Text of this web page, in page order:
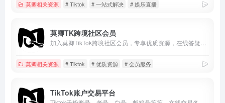
莫卿相关资源 # Tiktok # 一站式解决 # 娱乐直播
莫卿TK跨境社区会员
莫卿相关资源 # Tiktok # 优质资源 # 会员服务
TikTok账户交易平台